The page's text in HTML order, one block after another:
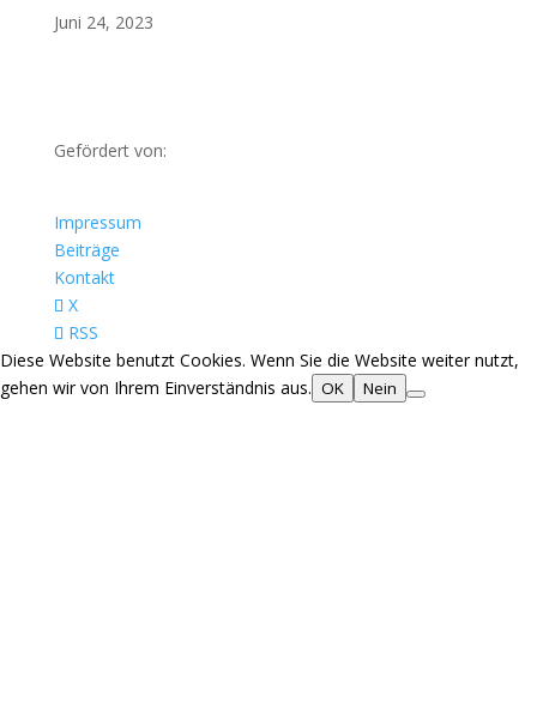
Juni 24, 2023
Gefördert von:
Impressum
Beiträge
Kontakt
X
RSS
Diese Website benutzt Cookies. Wenn Sie die Website weiter nutzt,
gehen wir von Ihrem Einverständnis aus. OK Nein